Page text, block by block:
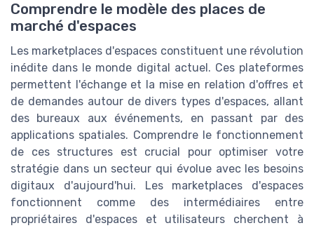
Comprendre le modèle des places de
marché d'espaces
Les marketplaces d'espaces constituent une révolution
inédite dans le monde digital actuel. Ces plateformes
permettent l'échange et la mise en relation d'offres et
de demandes autour de divers types d'espaces, allant
des bureaux aux événements, en passant par des
applications spatiales. Comprendre le fonctionnement
de ces structures est crucial pour optimiser votre
stratégie dans un secteur qui évolue avec les besoins
digitaux d'aujourd'hui. Les marketplaces d'espaces
fonctionnent comme des intermédiaires entre
propriétaires d'espaces et utilisateurs cherchent à